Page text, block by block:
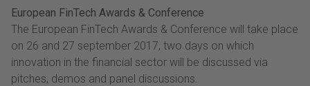
European FinTech Awards & Conference
The European FinTech Awards & Conference will take place
on 26 and 27 september 2017, two days on which
innovation in the financial sector will be discussed via
pitches, demos and panel discussions.